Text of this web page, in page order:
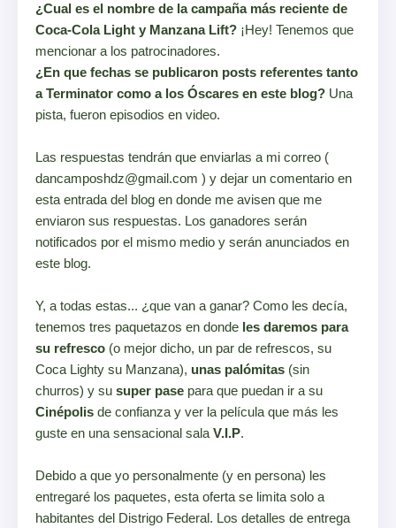
¿Cual es el nombre de la campaña más reciente de
Coca-Cola Light y Manzana Lift? ¡Hey! Tenemos que
mencionar a los patrocinadores.
¿En que fechas se publicaron posts referentes tanto
a Terminator como a los Óscares en este blog? Una
pista, fueron episodios en video.
Las respuestas tendrán que enviarlas a mi correo (
dancamposhdz@gmail.com ) y dejar un comentario en
esta entrada del blog en donde me avisen que me
enviaron sus respuestas. Los ganadores serán
notificados por el mismo medio y serán anunciados en
este blog.
Y, a todas estas... ¿que van a ganar? Como les decía,
tenemos tres paquetazos en donde les daremos para
su refresco (o mejor dicho, un par de refrescos, su
Coca Lighty su Manzana), unas palómitas (sin
churros) y su super pase para que puedan ir a su
Cinépolis de confianza y ver la película que más les
guste en una sensacional sala V.I.P.
Debido a que yo personalmente (y en persona) les
entregaré los paquetes, esta oferta se limita solo a
habitantes del Distrigo Federal. Los detalles de entrega